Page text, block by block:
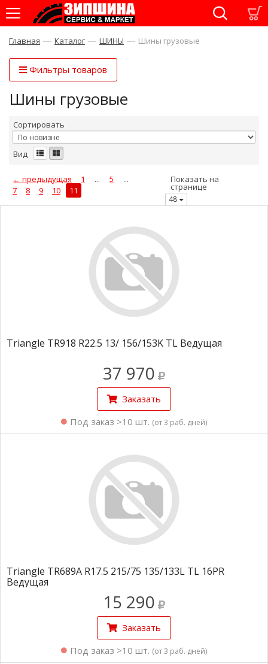
Главная — Каталог — ШИНЫ — Шины грузовые
Фильтры товаров
Шины грузовые
Сортировать
Вид
← предыдущая 1 ... 5
...
7
8 9 10 11
Показать на
странице
48
Triangle TR918 R22.5 13/ 156/153K TL Ведущая
37 970
Заказать
Под заказ >10 шт. (от 3 раб. дней)
Triangle TR689A R17.5 215/75 135/133L TL 16PR
Ведущая
15 290
Заказать
Под заказ >10 шт. (от 3 раб. дней)